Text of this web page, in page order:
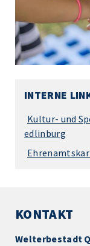
INTERNE
Kultur- und
edlinburg
KONTAKT
Welterbestadt